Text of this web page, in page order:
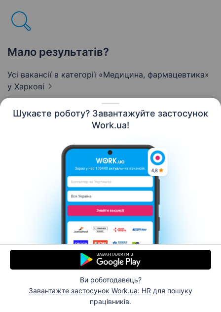
Шукаєте роботу? Завантажуйте застосунок
Work.ua!
Ви роботодавець?
Завантажте застосунок Work.ua: HR для пошуку
працівників.
Мало результатів?
Усі вакансії в категорії «Медицина, фармацевтика»
у Харкові
Контакти Про нас
Кар’єра
Допомога Умови використання
© 2006–2026 Work.ua. Сервіс пошуку роботи №1 в